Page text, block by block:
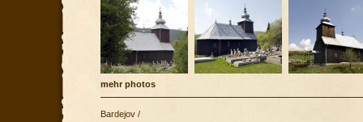
mehr photos
Bardejov /